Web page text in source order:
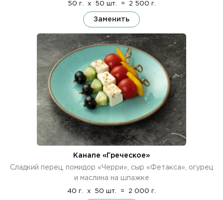
50 г. x 50 шт. = 2 500 г.
Заменить
Канапе «Греческое»
Сладкий перец, помидор «Черри», сыр «Фетакса», огурец
и маслина на шпажке
40 г. x 50 шт. = 2 000 г.